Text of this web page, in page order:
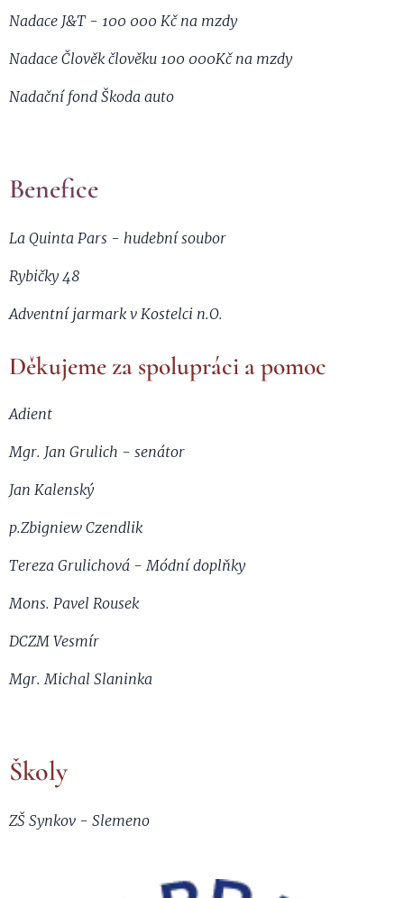
Nadace J&T - 100 000 Kč na mzdy
Nadace Člověk člověku 100 000Kč na mzdy
Nadační fond Škoda auto
Benefice
La Quinta Pars - hudební soubor
Rybičky 48
Adventní jarmark v Kostelci n.O.
Děkujeme za spolupráci a pomoc
Adient
Mgr. Jan Grulich - senátor
Jan Kalenský
p.Zbigniew Czendlik
Tereza Grulichová - Módní doplňky
Mons. Pavel Rousek
DCZM Vesmír
Mgr. Michal Slaninka
Školy
ZŠ Synkov - Slemeno